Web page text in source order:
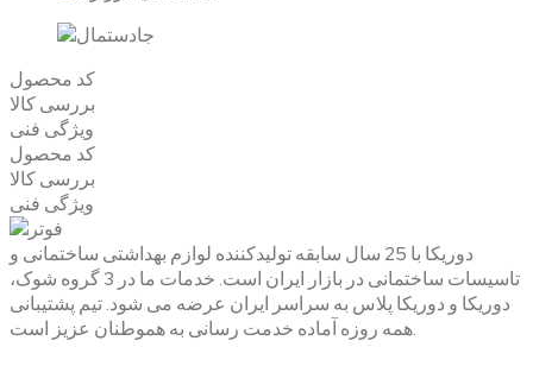
کد محصول
بررسی کالا
ویژگی فنی
کد محصول
بررسی کالا
ویژگی فنی
دوریکا با 25 سال سابقه تولیدکننده لوازم بهداشتی ساختمانی و
تاسیسات ساختمانی در بازار ایران است. خدمات ما در 3 گروه شوک،
دوریکا و دوریکا پلاس به سراسر ایران عرضه می شود. تیم پشتیبانی
همه روزه آماده خدمت رسانی به هموطنان عزیز است.